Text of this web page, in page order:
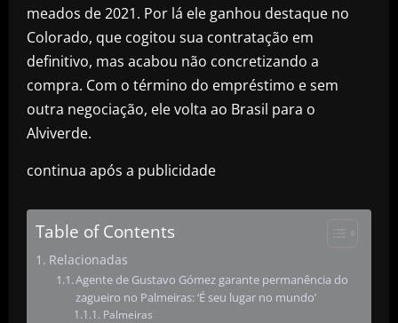
meados de 2021. Por lá ele ganhou destaque no
Colorado, que cogitou sua contratação em
definitivo, mas acabou não concretizando a
compra. Com o término do empréstimo e sem
outra negociação, ele volta ao Brasil para o
Alviverde.
continua após a publicidade
Table of Contents
Relacionadas
Agente de Gustavo Gómez garante permanência do
zagueiro no Palmeiras: ‘É seu lugar no mundo’
Palmeiras